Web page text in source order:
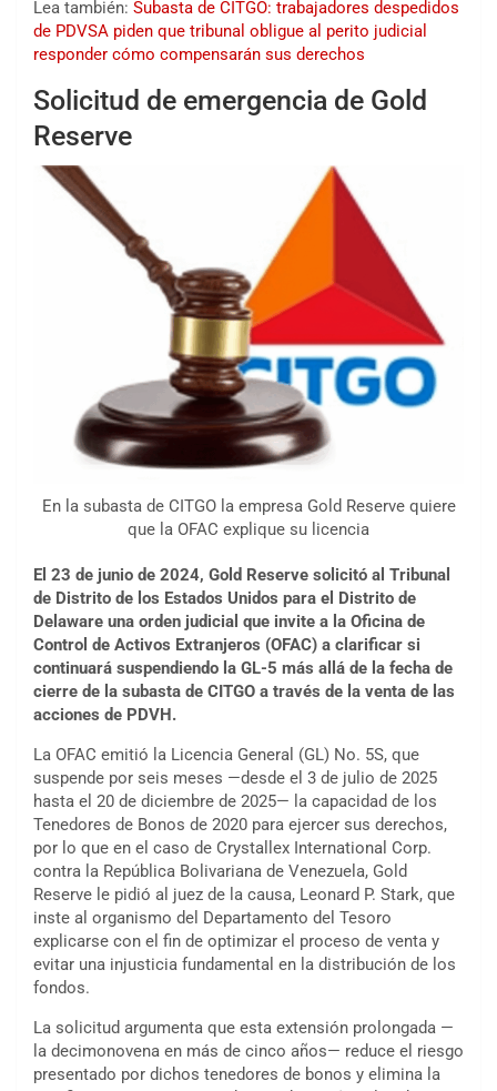
Lea también: Subasta de CITGO: trabajadores despedidos
de PDVSA piden que tribunal obligue al perito judicial
responder cómo compensarán sus derechos
Solicitud de emergencia de Gold
Reserve
En la subasta de CITGO la empresa Gold Reserve quiere
que la OFAC explique su licencia
El 23 de junio de 2024, Gold Reserve solicitó al Tribunal
de Distrito de los Estados Unidos para el Distrito de
Delaware una orden judicial que invite a la Oficina de
Control de Activos Extranjeros (OFAC) a clarificar si
continuará suspendiendo la GL-5 más allá de la fecha de
cierre de la subasta de CITGO a través de la venta de las
acciones de PDVH.
La OFAC emitió la Licencia General (GL) No. 5S, que
suspende por seis meses —desde el 3 de julio de 2025
hasta el 20 de diciembre de 2025— la capacidad de los
Tenedores de Bonos de 2020 para ejercer sus derechos,
por lo que en el caso de Crystallex International Corp.
contra la República Bolivariana de Venezuela, Gold
Reserve le pidió al juez de la causa, Leonard P. Stark, que
inste al organismo del Departamento del Tesoro
explicarse con el fin de optimizar el proceso de venta y
evitar una injusticia fundamental en la distribución de los
fondos.
La solicitud argumenta que esta extensión prolongada —
la decimonovena en más de cinco años— reduce el riesgo
presentado por dichos tenedores de bonos y elimina la